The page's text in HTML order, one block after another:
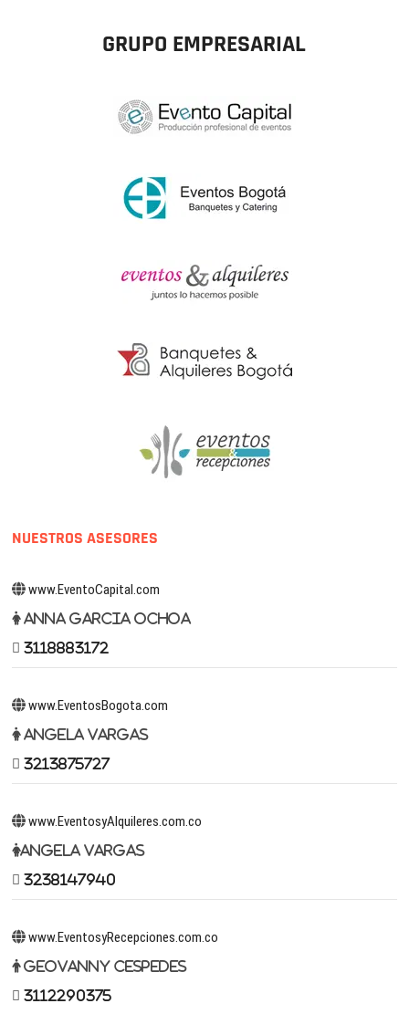
GRUPO EMPRESARIAL
NUESTROS ASESORES
www.EventoCapital.com
Anna Garcia Ochoa
3118883172
www.EventosBogota.com
Angela Vargas
3213875727
www.EventosyAlquileres.com.co
Angela Vargas
3238147940
www.EventosyRecepciones.com.co
Geovanny Cespedes
3112290375